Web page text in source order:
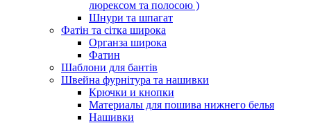
люрексом та полосою )
Шнури та шпагат
Фатін та сітка широка
Органза широка
Фатин
Шаблони для бантів
Швейна фурнітура та нашивки
Крючки и кнопки
Материалы для пошива нижнего белья
Нашивки